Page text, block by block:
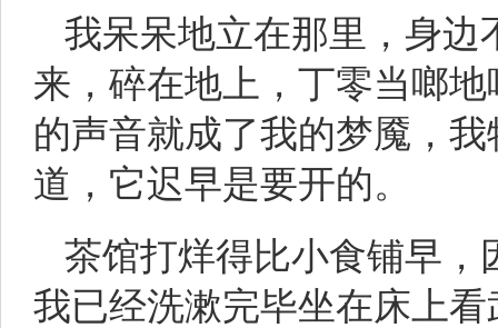
我呆呆地立在那里，身边
来，碎在地上，丁零当啷
的声音就成了我的梦魇，
道，它迟早是要开的。
茶馆打烊得比小食铺早，
我已经洗漱完毕坐在床上